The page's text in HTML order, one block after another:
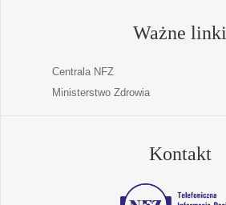
Ważne linki
Centrala NFZ
Ministerstwo Zdrowia
Kontakt